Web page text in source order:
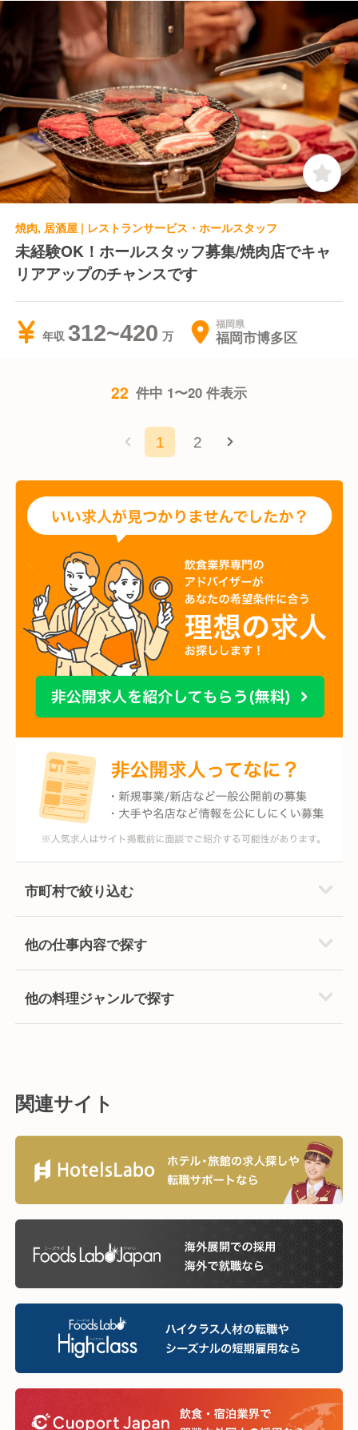
焼肉, 居酒屋 | レストランサービス・ホールスタッフ
未経験OK！ホールスタッフ募集/焼肉店でキャ
リアアップのチャンスです
年収 312~420 福岡県
福岡市博多区
22 件中 1〜20 件表示
1 2
市町村で絞り込む
他の仕事内容で探す
他の料理ジャンルで探す
関連サイト